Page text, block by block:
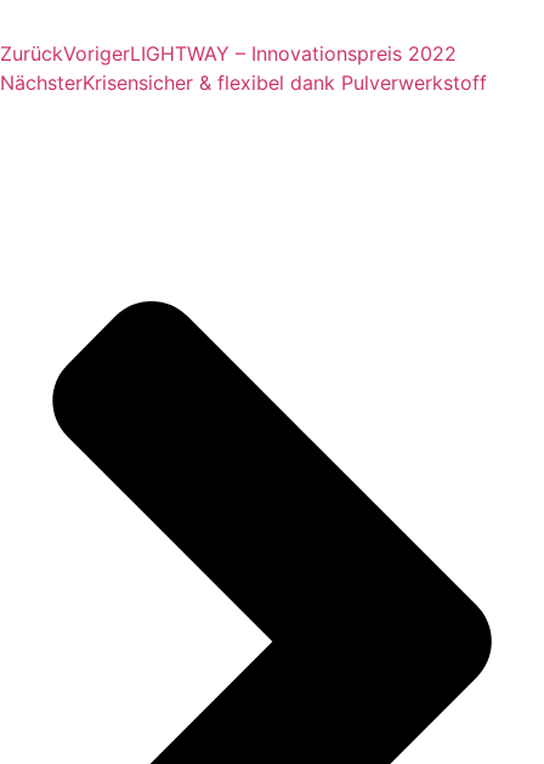
ZurückVorigerLIGHTWAY – Innovationspreis 2022
NächsterKrisensicher & flexibel dank Pulverwerkstoff